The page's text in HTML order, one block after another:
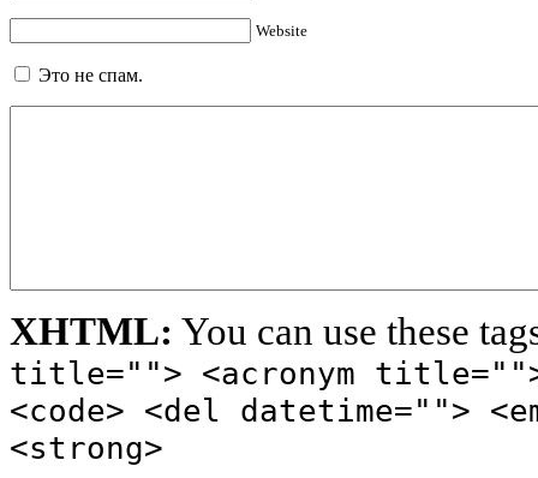
Website
Это не спам.
XHTML: You can use these
title=""> <acronym
<code> <del datetime="">
<strong>